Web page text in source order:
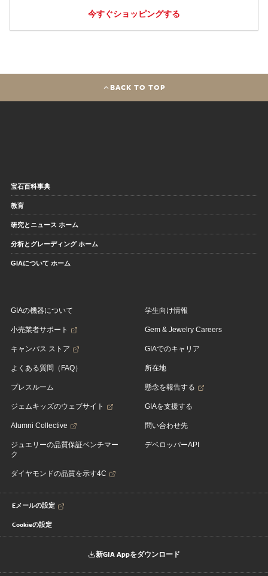
今すぐショッピングする
BACK TO TOP
宝石百科事典
教育
研究とニュース ホーム
分析とグレーディング ホーム
GIAについて ホーム
GIAの機器について
小売業者サポート
キャンパス ストア
よくある質問（FAQ）
プレスルーム
ジェムキッズのウェブサイト
Alumni Collective
ジュエリーの品質保証ベンチマー
ク
ダイヤモンドの品質を示す4C
学生向け情報
Gem & Jewelry Careers
GIAでのキャリア
所在地
懸念を報告する
GIAを支援する
問い合わせ先
デベロッパーAPI
Eメールの設定
Cookieの設定
新GIA Appをダウンロード